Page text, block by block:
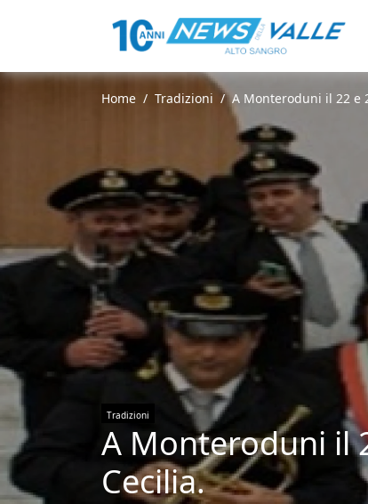
Home Tradizioni A Monteroduni il 22 e
Tradizioni
A Monteroduni il
Cecilia.